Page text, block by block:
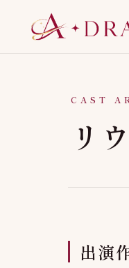
CAST
リ
出演